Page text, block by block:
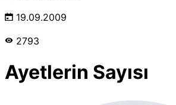
19.09.2009
2793
Ayetlerin Sayısı